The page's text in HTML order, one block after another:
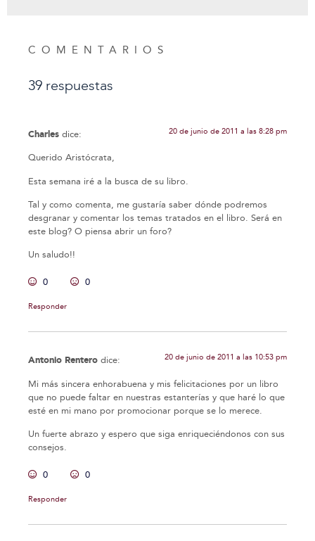
COMENTARIOS
39 respuestas
Charles dice: 20 de junio de 2011 a las 8:28 pm
Querido Aristócrata,
Esta semana iré a la busca de su libro.
Tal y como comenta, me gustaría saber dónde podremos
desgranar y comentar los temas tratados en el libro. Será en
este blog? O piensa abrir un foro?
Un saludo!!
0 0
Responder
Antonio Rentero dice: 20 de junio de 2011 a las 10:53 pm
Mi más sincera enhorabuena y mis felicitaciones por un libro
que no puede faltar en nuestras estanterías y que haré lo que
esté en mi mano por promocionar porque se lo merece.
Un fuerte abrazo y espero que siga enriqueciéndonos con sus
consejos.
0 0
Responder